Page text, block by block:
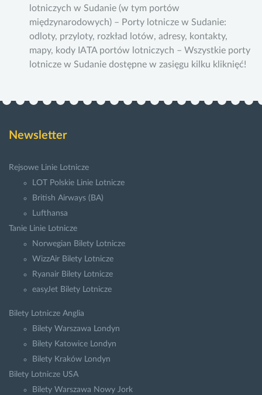
lotniczych w Sudanie (w tym portów
międzynarodowych) – Porty lotnicze w Sudanie:
odloty, przyloty, rozkład lotów, adresy, kontakty,
mapy, kody IATA portów lotniczych – Wszystkie porty
lotnicze w Sudanie dostępne w zasięgu kilku kliknięć!
Newsletter
Rejsowe Linie Lotnicze
LOT Polskie Linie Lotnicze
British Airways (BA)
Lufthansa
Tanie Linie Lotnicze
Norwegian Bilety Lotnicze
WizzAir Bilety Lotnicze
Ryanair Bilety Lotnicze
easyJet Bilety Lotnicze
Bilety Lotnicze Anglia
Bilety Warszawa Londyn
Bilety Katowice Londyn
Bilety Kraków Londyn
Bilety Lotnicze USA
Bilety Warszawa Nowy Jork